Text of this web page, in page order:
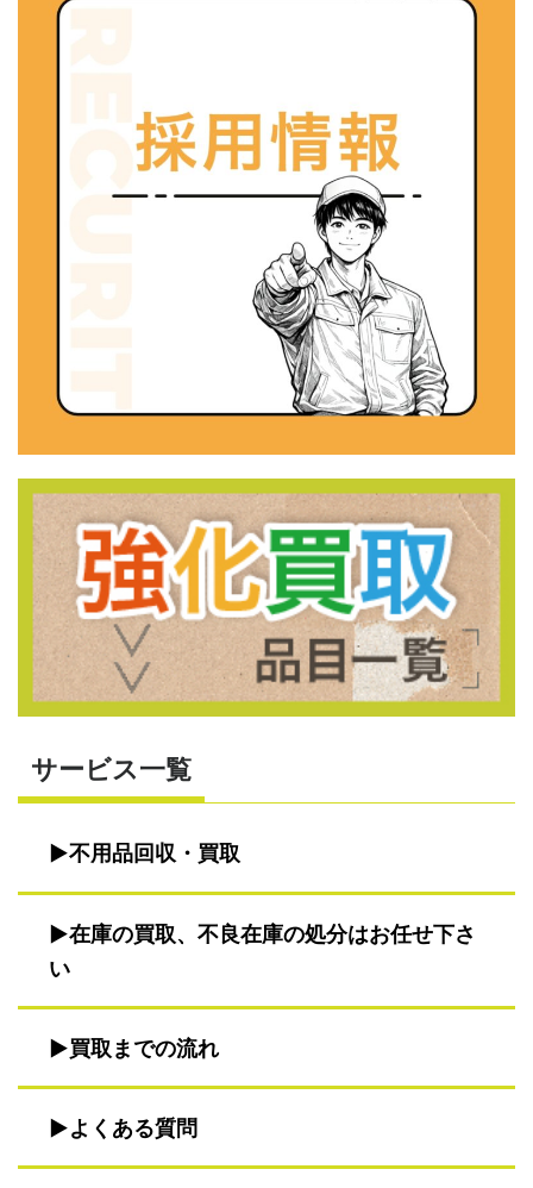
サービス一覧
不用品回収・買取
在庫の買取、不良在庫の処分はお任せ下さ
い
買取までの流れ
よくある質問